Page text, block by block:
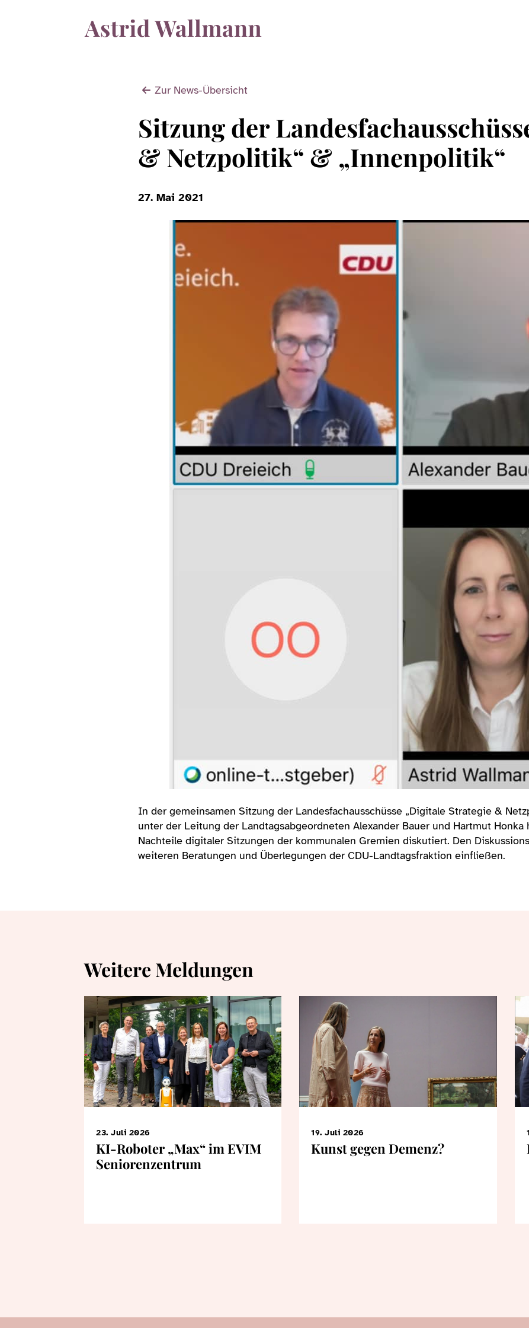
Zur News-Übersicht
Sitzung der
& Netzpolitik“ & „Innenpolitik“
27. Mai 2021
In der gemeinsamen Sitzung der Landesfachausschüsse „Digitale Strategie &
unter der Leitung der Landtagsabgeordneten Alexander Bauer und Hartmut Honka
Nachteile digitaler Sitzungen der kommunalen Gremien diskutiert. Den
weiteren Beratungen und Überlegungen der CDU-Landtagsfraktion einfließen.
Weitere Meldungen
23. Juli 2026
KI-Roboter „Max“ im EVIM
Seniorenzentrum
19. Juli 2026
Kunst gegen Demenz?